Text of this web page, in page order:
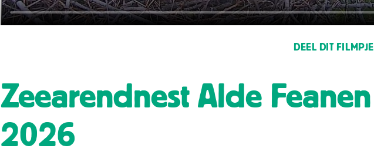
DEEL DIT FILMPJE
Zeearendnest Alde Feanen
2026